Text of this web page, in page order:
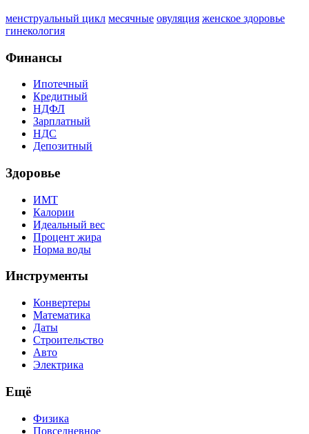
менструальный цикл месячные овуляция женское здоровье
гинекология
Финансы
Ипотечный
Кредитный
НДФЛ
Зарплатный
НДС
Депозитный
Здоровье
ИМТ
Калории
Идеальный вес
Процент жира
Норма воды
Инструменты
Конвертеры
Математика
Даты
Строительство
Авто
Электрика
Ещё
Физика
Повседневное